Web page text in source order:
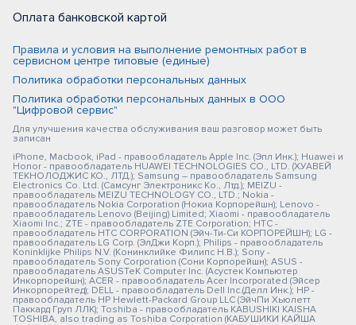
Оплата банковской картой
Правила и условия на выполнение ремонтных работ в
сервисном центре типовые (единые)
Политика обработки персональных данных
Политика обработки персональных данных в ООО
"Цифровой сервис"
Для улучшения качества обслуживания ваш разговор может быть
записан
iPhone, Macbook, iPad - правообладатель Apple Inc. (Эпл Инк.); Huawei и
Honor - правообладатель HUAWEI TECHNOLOGIES CO., LTD. (ХУАВЕЙ
ТЕКНОЛОДЖИС КО., ЛТД.); Samsung – правообладатель Samsung
Electronics Co. Ltd. (Самсунг Электроникс Ко., Лтд.); MEIZU -
правообладатель MEIZU TECHNOLOGY CO., LTD.; Nokia -
правообладатель Nokia Corporation (Нокиа Корпорейшн); Lenovo -
правообладатель Lenovo (Beijing) Limited; Xiaomi - правообладатель
Xiaomi Inc.; ZTE - правообладатель ZTE Corporation; HTC -
правообладатель HTC CORPORATION (Эйч-Ти-Си КОРПОРЕЙШН); LG -
правообладатель LG Corp. (ЭлДжи Корп.); Philips - правообладатель
Koninklijke Philips N.V. (Конинклийке Филипс Н.В.); Sony -
правообладатель Sony Corporation (Сони Корпорейшн); ASUS -
правообладатель ASUSTeK Computer Inc. (Асустек Компьютер
Инкорпорейшн); ACER - правообладатель Acer Incorporated (Эйсер
Инкорпорейтед); DELL - правообладатель Dell Inc.(Делл Инк.); HP -
правообладатель HP Hewlett-Packard Group LLC (ЭйчПи Хьюлетт
Паккард Груп ЛЛК); Toshiba - правообладатель KABUSHIKI KAISHA
TOSHIBA, also trading as Toshiba Corporation (КАБУШИКИ КАЙША